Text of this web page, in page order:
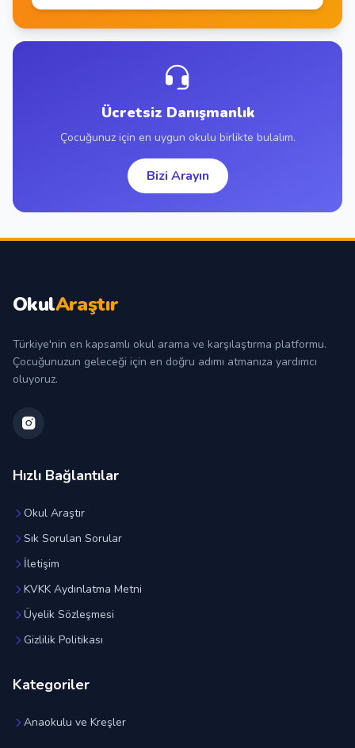
Ücretsiz Danışmanlık
Çocuğunuz için en uygun okulu birlikte bulalım.
Bizi Arayın
OkulAraştır
Türkiye'nin en kapsamlı okul arama ve karşılaştırma platformu.
Çocuğunuzun geleceği için en doğru adımı atmanıza yardımcı
oluyoruz.
Hızlı Bağlantılar
Okul Araştır
Sık Sorulan Sorular
İletişim
KVKK Aydınlatma Metni
Üyelik Sözleşmesi
Gizlilik Politikası
Kategoriler
Anaokulu ve Kreşler